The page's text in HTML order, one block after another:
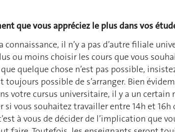
que vous appréciez le plus dans vos
connaissance, il n’y a pas d’autre filiale
ou moins choisir les cours que vous
quelque chose n’est pas possible,
toujours possible de s’arranger. Bien
votre cursus universitaire, il y a un certain
si vous souhaitez travailler entre 14h et
à vous de décider de l’implication que